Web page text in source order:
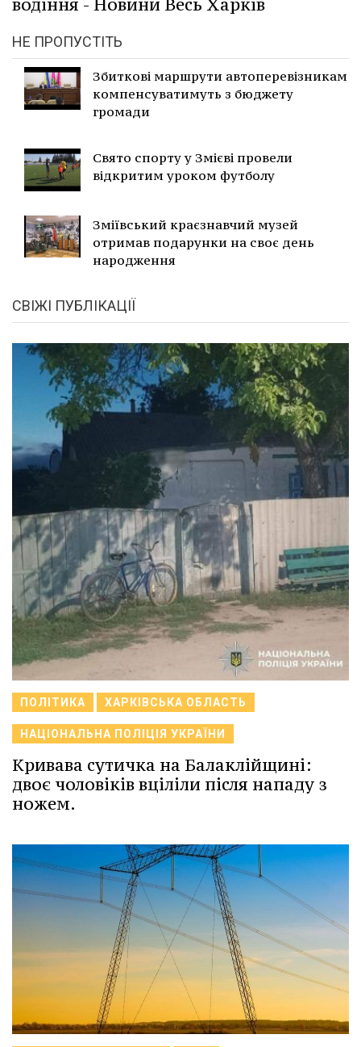
водіння - Новини Весь Харків
НЕ ПРОПУСТІТЬ
Збиткові маршрути автоперевізникам
компенсуватимуть з бюджету
громади
Свято спорту у Змієві провели
відкритим уроком футболу
Зміївський краєзнавчий музей
отримав подарунки на своє день
народження
СВІЖІ ПУБЛІКАЦІЇ
ПОЛІТИКА ХАРКІВСЬКА ОБЛАСТЬ
НАЦІОНАЛЬНА ПОЛІЦІЯ УКРАЇНИ
Кривава сутичка на Балаклійщині:
двоє чоловіків вціліли після нападу з
ножем.